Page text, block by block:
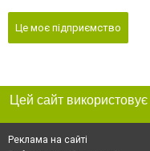
Це моє підприємство
Реклама на сайті